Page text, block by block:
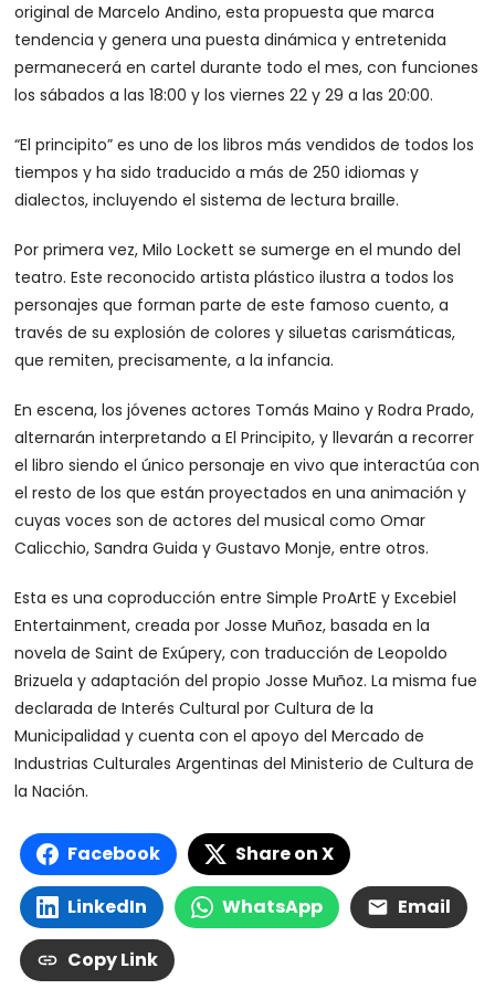
original de Marcelo Andino, esta propuesta que marca
tendencia y genera una puesta dinámica y entretenida
permanecerá en cartel durante todo el mes, con funciones
los sábados a las 18:00 y los viernes 22 y 29 a las 20:00.
“El principito” es uno de los libros más vendidos de todos los
tiempos y ha sido traducido a más de 250 idiomas y
dialectos, incluyendo el sistema de lectura braille.
Por primera vez, Milo Lockett se sumerge en el mundo del
teatro. Este reconocido artista plástico ilustra a todos los
personajes que forman parte de este famoso cuento, a
través de su explosión de colores y siluetas carismáticas,
que remiten, precisamente, a la infancia.
En escena, los jóvenes actores Tomás Maino y Rodra Prado,
alternarán interpretando a El Principito, y llevarán a recorrer
el libro siendo el único personaje en vivo que interactúa con
el resto de los que están proyectados en una animación y
cuyas voces son de actores del musical como Omar
Calicchio, Sandra Guida y Gustavo Monje, entre otros.
Esta es una coproducción entre Simple ProArtE y Excebiel
Entertainment, creada por Josse Muñoz, basada en la
novela de Saint de Exúpery, con traducción de Leopoldo
Brizuela y adaptación del propio Josse Muñoz. La misma fue
declarada de Interés Cultural por Cultura de la
Municipalidad y cuenta con el apoyo del Mercado de
Industrias Culturales Argentinas del Ministerio de Cultura de
la Nación.
Facebook Share on X
LinkedIn WhatsApp Email
Copy Link